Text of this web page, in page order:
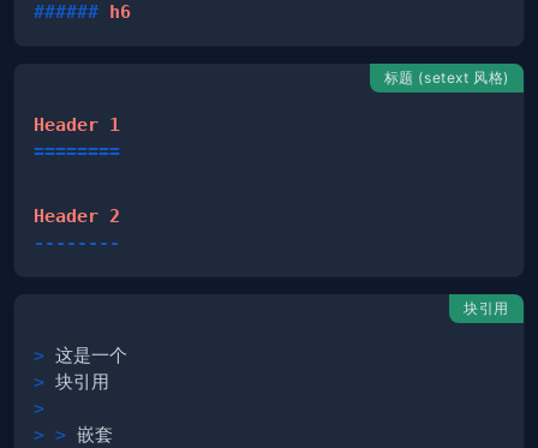
###### h6
标题 (setext 风格)
========
--------
块引用
>
>
>
> >